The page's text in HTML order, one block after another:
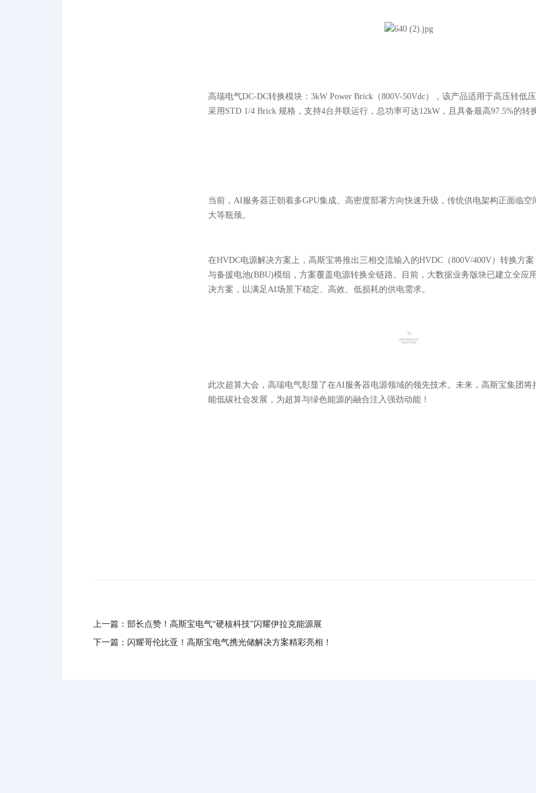
高瑞电气DC-DC转换模块：3kW Power Brick（800V-50Vdc），该产品适用于高压转低
采用STD 1/4 Brick 规格，支持4台并联运行，总功率可达12kW，且具备最高97.5%的转
当前，AI服务器正朝着多GPU集成、高密度部署方向快速升级，传统供电架构正面临空
大等瓶颈。
在HVDC电源解决方案上，高斯宝将推出三相交流输入的HVDC（800V/400V）转换方
与备援电池(BBU)模组，方案覆盖电源转换全链路。目前，大数据业务版块已建立全应
决方案，以满足AI场景下稳定、高效、低损耗的供电需求。
此次超算大会，高瑞电气彰显了在AI服务器电源领域的领先技术。未来，高斯宝集团将
能低碳社会发展，为超算与绿色能源的融合注入强劲动能！
上一篇：部长点赞！高斯宝电气“硬核科技”闪耀伊拉克能源展
下一篇： 闪耀哥伦比亚！高斯宝电气携光储解决方案精彩亮相！